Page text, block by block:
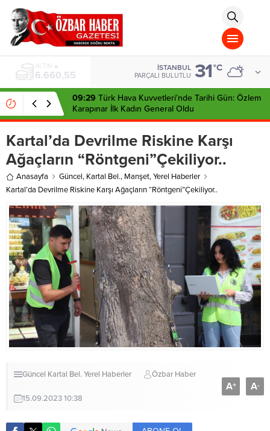
islami
chat
omegla
türk
sohbet
cinsel
sohbet
dini
chat
13.779,39
İSTANBUL
PARÇALI BULUTLU 31°C
09:29 Türk Hava Kuvvetleri’nde Tarihi Gün: Özlem
Karapınar İlk Kadın General Oldu
Kartal’da Devrilme Riskine Karşı
Ağaçların “Röntgeni”Çekiliyor..
Anasayfa Güncel, Kartal Bel., Manşet,Yerel Haberler
Kartal’da Devrilme Riskine Karşı Ağaçların “Röntgeni”Çekiliyor..
Güncel Kartal Bel. Yerel Haberler Özbar Haber
15.09.2023 10:38
A+ A-